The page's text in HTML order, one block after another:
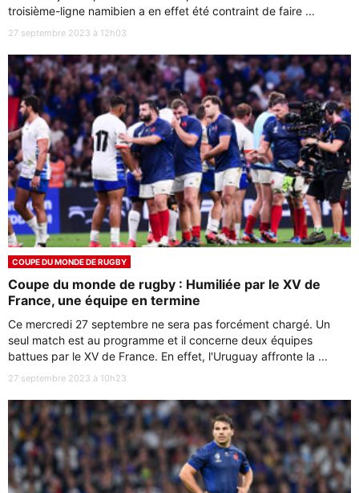
troisième-ligne namibien a en effet été contraint de faire ...
27 septembre 2023 à 12h03
COUPE DU MONDE DE RUGBY
Coupe du monde de rugby : Humiliée par le XV de
France, une équipe en termine
Ce mercredi 27 septembre ne sera pas forcément chargé. Un
seul match est au programme et il concerne deux équipes
battues par le XV de France. En effet, l'Uruguay affronte la ...
27 septembre 2023 à 10h23